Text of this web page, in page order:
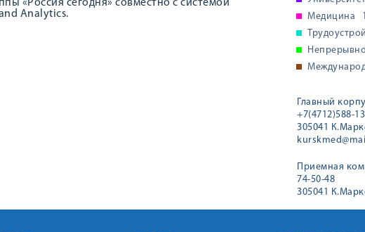
«Россия сегодня» совместно с системой
Analytics.
Медицина
Главный
+7(4712)588-
305041
Приемная
74-50-48
305041